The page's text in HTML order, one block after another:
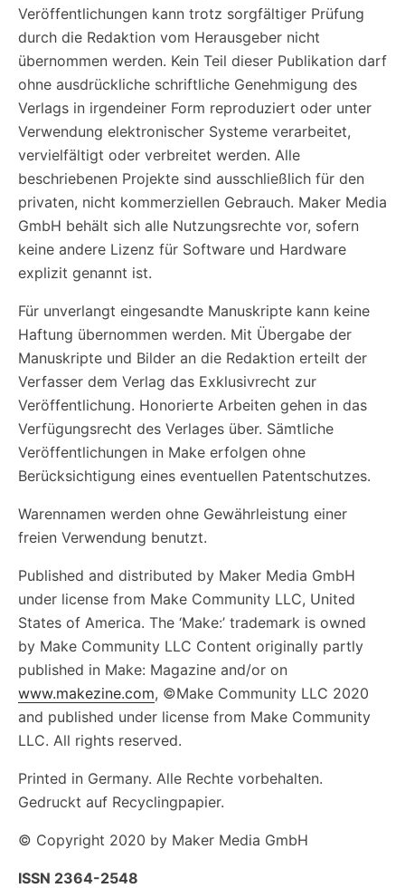
Veröffentlichungen kann trotz sorgfältiger Prüfung
durch die Redaktion vom Herausgeber nicht
übernommen werden. Kein Teil dieser Publikation darf
ohne ausdrückliche schriftliche Genehmigung des
Verlags in irgendeiner Form reproduziert oder unter
Verwendung elektronischer Systeme verarbeitet,
vervielfältigt oder verbreitet werden. Alle
beschriebenen Projekte sind ausschließlich für den
privaten, nicht kommerziellen Gebrauch. Maker Media
GmbH behält sich alle Nutzungsrechte vor, sofern
keine andere Lizenz für Software und Hardware
explizit genannt ist.
Für unverlangt eingesandte Manuskripte kann keine
Haftung übernommen werden. Mit Übergabe der
Manuskripte und Bilder an die Redaktion erteilt der
Verfasser dem Verlag das Exklusivrecht zur
Veröffentlichung. Honorierte Arbeiten gehen in das
Verfügungsrecht des Verlages über. Sämtliche
Veröffentlichungen in Make erfolgen ohne
Berücksichtigung eines eventuellen Patentschutzes.
Warennamen werden ohne Gewährleistung einer
freien Verwendung benutzt.
Published and distributed by Maker Media GmbH
under license from Make Community LLC, United
States of America. The ‘Make:’ trademark is owned
by Make Community LLC Content originally partly
published in Make: Magazine and/or on
www.makezine.com, ©Make Community LLC 2020
and published under license from Make Community
LLC. All rights reserved.
Printed in Germany. Alle Rechte vorbehalten.
Gedruckt auf Recyclingpapier.
© Copyright 2020 by Maker Media GmbH
ISSN 2364-2548